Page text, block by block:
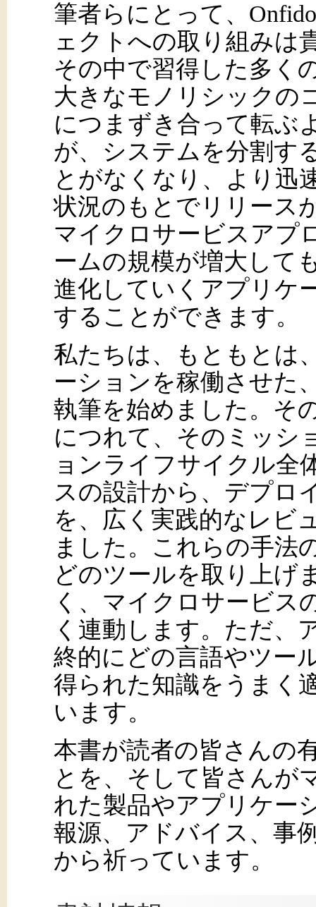
筆者らにとって、
ェクトへの取り組みは
その中で習得した多く
大きなモノリシックの
につまずき合って転ぶ
が、システムを分割す
とがなくなり、より迅
状況のもとでリリース
マイクロサービスアプ
ームの規模が増大して
進化していくアプリケ
することができます。
私たちは、もともとは
ーションを稼働させた
執筆を始めました。そ
につれて、そのミッシ
ョンライフサイクル全
スの設計から、デプロ
を、広く実践的なレビ
ました。これらの手法
どのツールを取り上げ
く、マイクロサービス
く連動します。ただ、
終的にどの言語やツー
得られた知識をうまく
います。
本書が読者の皆さんの
とを、そして皆さんが
れた製品やアプリケー
報源、アドバイス、事
から祈っています。